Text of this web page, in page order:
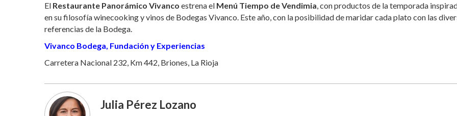
El Restaurante Panorámico Vivanco estrena el Menú Tiempo de Vendimia, con productos de la temporada
en su filosofía winecooking y vinos de Bodegas Vivanco. Este año, con la posibilidad de maridar cada plato con las
referencias de la Bodega.
Vivanco Bodega, Fundación y Experiencias
Carretera Nacional 232, Km 442, Briones, La Rioja
Julia Pérez Lozano